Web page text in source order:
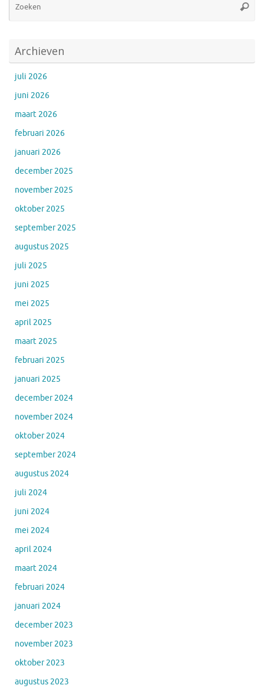
Archieven
juli 2026
juni 2026
maart 2026
februari 2026
januari 2026
december 2025
november 2025
oktober 2025
september 2025
augustus 2025
juli 2025
juni 2025
mei 2025
april 2025
maart 2025
februari 2025
januari 2025
december 2024
november 2024
oktober 2024
september 2024
augustus 2024
juli 2024
juni 2024
mei 2024
april 2024
maart 2024
februari 2024
januari 2024
december 2023
november 2023
oktober 2023
augustus 2023